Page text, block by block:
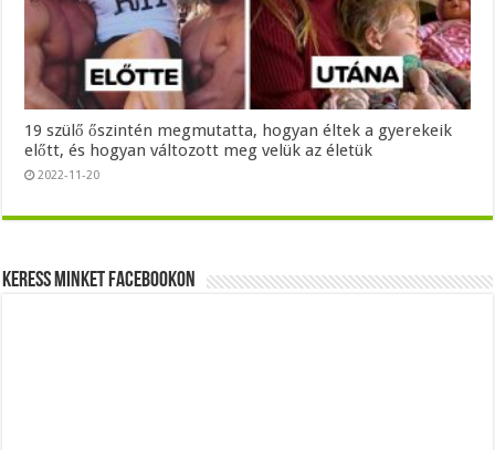
19 szülő őszintén megmutatta, hogyan éltek a gyerekeik
előtt, és hogyan változott meg velük az életük
2022-11-20
Keress minket Facebookon